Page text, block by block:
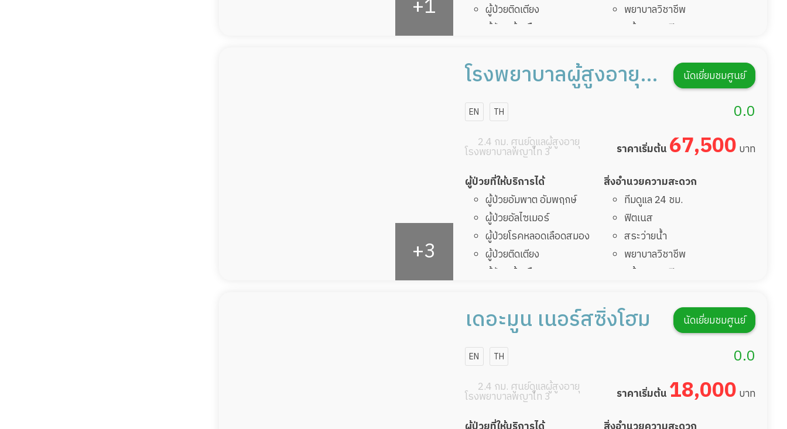
ผู้ป่วยติดเตียง
ผู้ป่วยเส้นเลือดสมองแตก
ผู้ป่วยพักฟื้นหลังผ่าตัด
พยาบาลวิชาชีพ
กล้องวงจรปิด
อาหารตามโภชนาการ
ดูแลความสะอาด ซักผ้า
รายงานข้อมูลสุขภาพ
นัดเยี่ยมชมศูนย์
โรงพยาบาลผู้สูงอายุ
และศูนย์เวชศาสตร์
ฟื้นฟู
EN TH 0.0
2.4 กม. ศูนย์ดูแลผู้สูงอายุ
โรงพยาบาลพญาไท 3 ราคาเริ่มต้น 67,500 บาท
ผู้ป่วยที่ให้บริการได้
ผู้ป่วยอัมพาต อัมพฤกษ์
ผู้ป่วยอัลไซเมอร์
ผู้ป่วยโรคหลอดเลือดสมอง
ผู้ป่วยติดเตียง
ผู้ป่วยเส้นเลือดสมองแตก
ผู้ป่วยพักฟื้นหลังผ่าตัด
สิ่งอำนวยความสะดวก
ทีมดูแล 24 ชม.
ฟิตเนส
สระว่ายน้ำ
พยาบาลวิชาชีพ
กล้องวงจรปิด
อาหารตามโภชนาการ
ดูแลความสะอาด ซักผ้า
รายงานข้อมูลสุขภาพ
นัดเยี่ยมชมศูนย์
เดอะมูน เนอร์สซิ่งโฮม
EN TH 0.0
2.4 กม. ศูนย์ดูแลผู้สูงอายุ
โรงพยาบาลพญาไท 3 ราคาเริ่มต้น 18,000 บาท